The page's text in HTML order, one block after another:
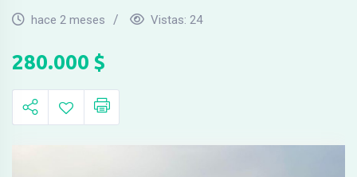
hace 2 meses Vistas: 24
280.000 $